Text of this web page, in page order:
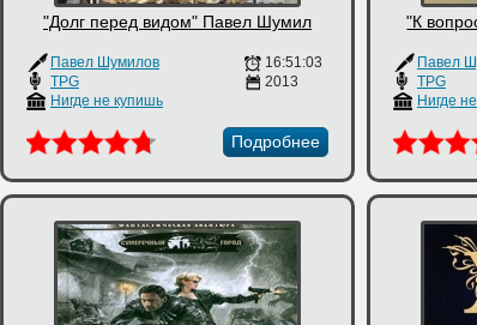
"Долг перед видом" Павел Шумил
Павел Шумилов
TPG
Нигде не купишь
16:51:03
2013
Подробнее
"К
Павел
TPG
Нигде